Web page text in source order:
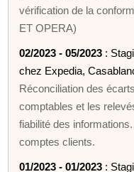
vérification de la
ET OPERA)
02/2023 - 05/2023 :
chez Expedia,
Réconciliation des
comptables et les
fiabilité des
comptes clients.
01/2023 - 01/2023 :